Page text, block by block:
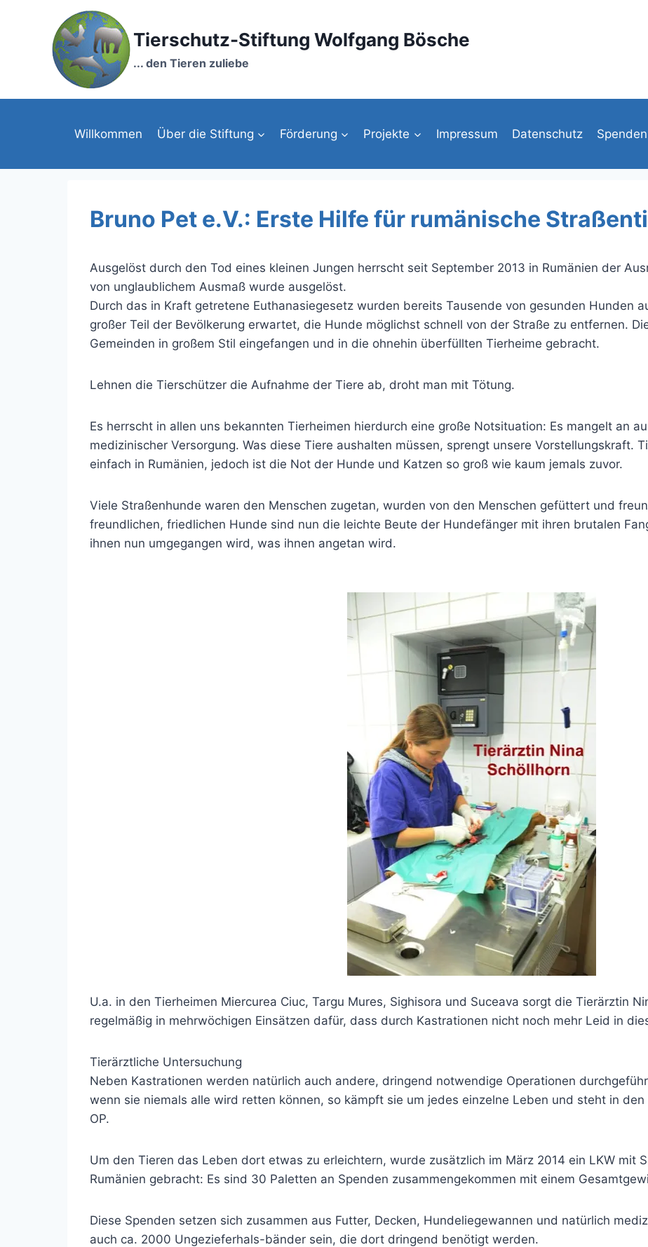
Tierschutz-Stiftung Wolfgang Bösche
... den Tieren zuliebe
Willkommen Über die Stiftung Förderung Projekte Impressum Datenschutz Spenden
Bruno Pet e.V.: Erste Hilfe für rumänische
Ausgelöst durch den Tod eines kleinen Jungen herrscht seit September 2013 in Rumänien der
von unglaublichem Ausmaß wurde ausgelöst.
Durch das in Kraft getretene Euthanasiegesetz wurden bereits Tausende von gesunden Hunden
großer Teil der Bevölkerung erwartet, die Hunde möglichst schnell von der Straße zu entfernen.
Gemeinden in großem Stil eingefangen und in die ohnehin überfüllten Tierheime gebracht.
Lehnen die Tierschützer die Aufnahme der Tiere ab, droht man mit Tötung.
Es herrscht in allen uns bekannten Tierheimen hierdurch eine große Notsituation: Es mangelt an
medizinischer Versorgung. Was diese Tiere aushalten müssen, sprengt unsere Vorstellungskraft.
einfach in Rumänien, jedoch ist die Not der Hunde und Katzen so groß wie kaum jemals zuvor.
Viele Straßenhunde waren den Menschen zugetan, wurden von den Menschen gefüttert und
freundlichen, friedlichen Hunde sind nun die leichte Beute der Hundefänger mit ihren brutalen
ihnen nun umgegangen wird, was ihnen angetan wird.
U.a. in den Tierheimen Miercurea Ciuc, Targu Mures, Sighisora und Suceava sorgt die Tierärztin
regelmäßig in mehrwöchigen Einsätzen dafür, dass durch Kastrationen nicht noch mehr Leid in
Tierärztliche Untersuchung
Neben Kastrationen werden natürlich auch andere, dringend notwendige Operationen
wenn sie niemals alle wird retten können, so kämpft sie um jedes einzelne Leben und steht in
OP.
Um den Tieren das Leben dort etwas zu erleichtern, wurde zusätzlich im März 2014 ein LKW mit
Rumänien gebracht: Es sind 30 Paletten an Spenden zusammengekommen mit einem
Diese Spenden setzen sich zusammen aus Futter, Decken, Hundeliegewannen und natürlich
auch ca. 2000 Ungezieferhals-bänder sein, die dort dringend benötigt werden.